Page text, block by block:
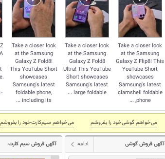
Take a closer look
at the Samsung
Galaxy Z Flip8! This
YouTube Short
showcases
Samsung's latest
clamshell foldable
phone, ...
Take a closer look
at the Samsung
Galaxy Z Fold8
Ultra! This YouTube
Short showcases
Samsung's latest
large foldable ...
Take a closer look
at the Samsung
Galaxy Z Fold8!
This YouTube Short
showcases
Samsung's latest
foldable phone,
including its ...
می‌خواهم گوشی‌خود را بفروشم می‌خواهم سیم‌کارت‌خود را بفروشم
آگهی فروش گوشی ادامه آگهی فروش سیم کارت